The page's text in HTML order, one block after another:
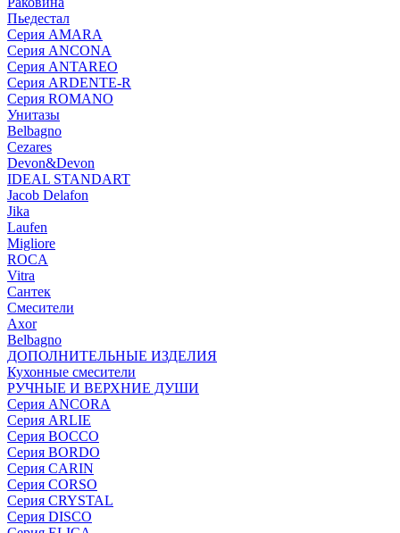
Пьедестал
Серия AMARA
Серия ANCONA
Серия ANTAREO
Серия ARDENTE-R
Серия ROMANO
Унитазы
Belbagno
Cezares
Devon&Devon
IDEAL STANDART
Jacob Delafon
Jika
Laufen
Migliore
ROCA
Vitra
Сантек
Смесители
Axor
Belbagno
ДОПОЛНИТЕЛЬНЫЕ ИЗДЕЛИЯ
Кухонные смесители
РУЧНЫЕ И ВЕРХНИЕ ДУШИ
Серия ANCORA
Серия ARLIE
Серия BOCCO
Серия BORDO
Серия CARIN
Серия CORSO
Серия CRYSTAL
Серия DISCO